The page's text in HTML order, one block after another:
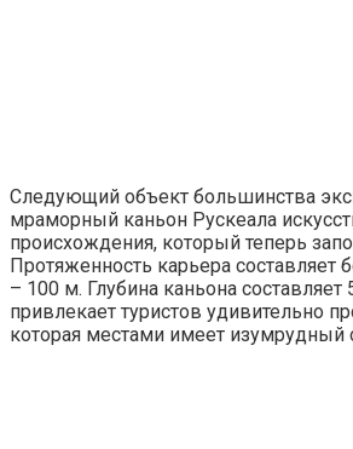
Следующий объект большинства
мраморный каньон Рускеала
происхождения, который теперь
Протяженность карьера составляет
– 100 м. Глубина каньона составляет
привлекает туристов удивительно
которая местами имеет изумрудный